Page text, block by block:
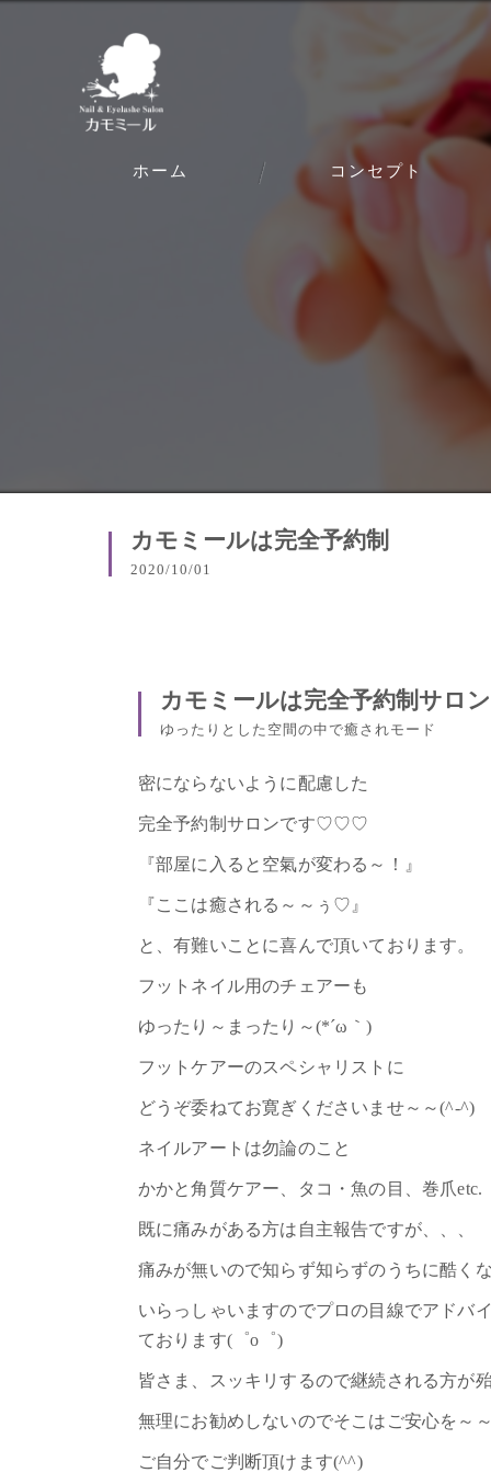
ホーム コンセプト
カモミールは完全予約制
2020/10/01
カモミールは完全予約制サロ
ゆったりとした空間の中で癒されモード
密にならないように配慮した
完全予約制サロンです♡♡♡
『部屋に入ると空氣が変わる～！』
『ここは癒される～～ぅ♡』
と、有難いことに喜んで頂いております。
フットネイル用のチェアーも
ゆったり～まったり～(*´ω｀)
フットケアーのスペシャリストに
どうぞ委ねてお寛ぎくださいませ～～(^-^)
ネイルアートは勿論のこと
かかと角質ケアー、タコ・魚の目、巻爪etc.
既に痛みがある方は自主報告ですが、、、
痛みが無いので知らず知らずのうちに酷く
いらっしゃいますのでプロの目線でアドバ
ております(゜o゜)
皆さま、スッキリするので継続される方が殆
無理にお勧めしないのでそこはご安心を～
ご自分でご判断頂けます(^^)